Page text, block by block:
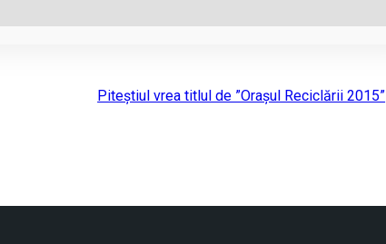
Piteştiul vrea titlul de ”Orașul Reciclării 2015”